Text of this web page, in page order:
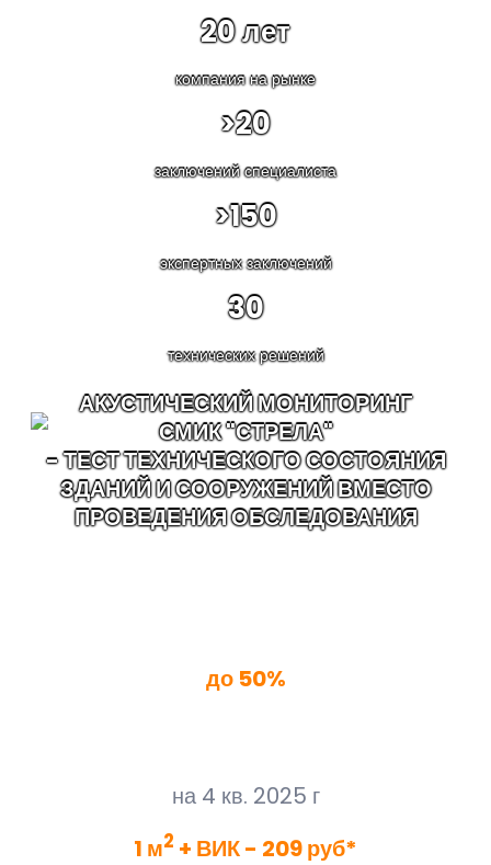
20лет
компания на рынке
>20
заключений специалиста
>150
экспертных заключений
30
технических решений
АКУСТИЧЕСКИЙ МОНИТОРИНГ
СМИК "СТРЕЛА"
- ТЕСТ ТЕХНИЧЕСКОГО СОСТОЯНИЯ
ЗДАНИЙ И СООРУЖЕНИЙ ВМЕСТО
ПРОВЕДЕНИЯ ОБСЛЕДОВАНИЯ
до 50%
на 4 кв. 2025 г
1 м2 + ВИК - 209 руб*